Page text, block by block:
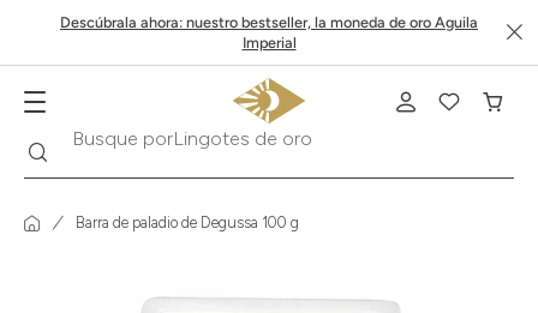
Descúbrala ahora: nuestro bestseller, la moneda de oro Aguila
Imperial
Busque por
Barra de paladio de Degussa 100 g